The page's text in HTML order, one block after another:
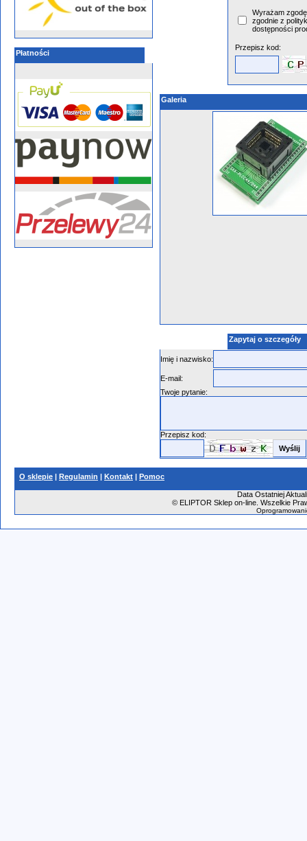
Płatności
Wyrażam
zgodnie z
dostępności
Przepisz kod:
Galeria
Zapytaj o szczegóły
Imię i nazwisko:
E-mail:
Twoje pytanie:
Przepisz kod:
O sklepie | Regulamin | Kontakt | Pomoc
Data Ostatniej
©ELIPTOR Sklep on-line. Wszelkie